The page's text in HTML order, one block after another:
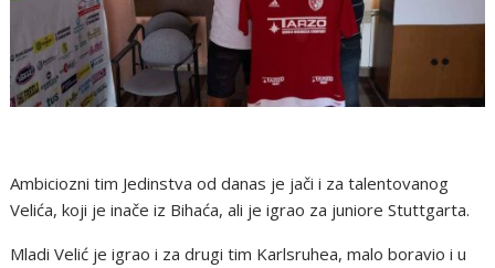
Ambiciozni tim Jedinstva od danas je jači i za talentovanog
Velića, koji je inače iz Bihaća, ali je igrao za juniore Stuttgarta.
Mladi Velić je igrao i za drugi tim Karlsruhea, malo boravio i u